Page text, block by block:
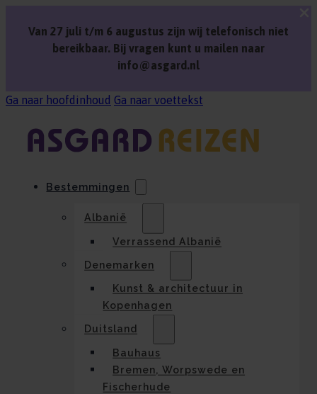
Van 27 juli t/m 6 augustus zijn wij telefonisch niet
bereikbaar. Bij vragen kunt u mailen naar
info@asgard.nl
Ga naar hoofdinhoud Ga naar voettekst
Bestemmingen
Albanië
Verrassend Albanië
Denemarken
Kunst & architectuur in
Kopenhagen
Duitsland
Bauhaus
Bremen, Worpswede en
Fischerhude